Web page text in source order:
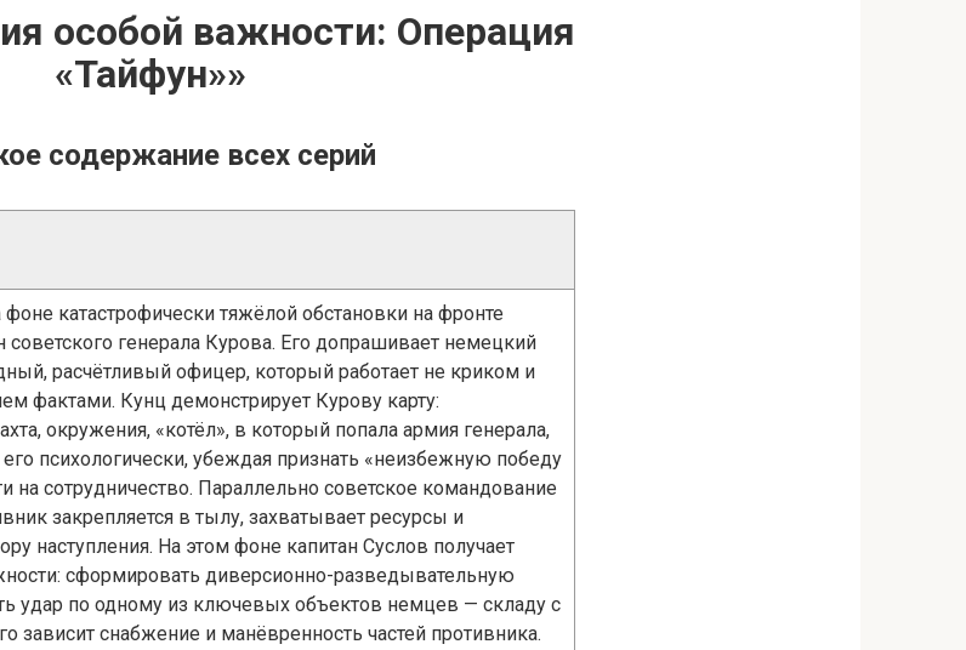
особой важности: Операция
«Тайфун»»
содержание всех серий
катастрофически тяжёлой обстановки на фронте
генерала Курова. Его допрашивает немецкий
расчётливый офицер, который работает не криком и
фактами. Кунц демонстрирует Курову карту:
окружения, «котёл», в который попала армия генерала,
психологически, убеждая признать «неизбежную победу
на сотрудничество. Параллельно советское командование
закрепляется в тылу, захватывает ресурсы и
наступления. На этом фоне капитан Суслов получает
сформировать диверсионно-разведывательную
удар по одному из ключевых объектов немцев — складу с
зависит снабжение и манёвренность частей противника.